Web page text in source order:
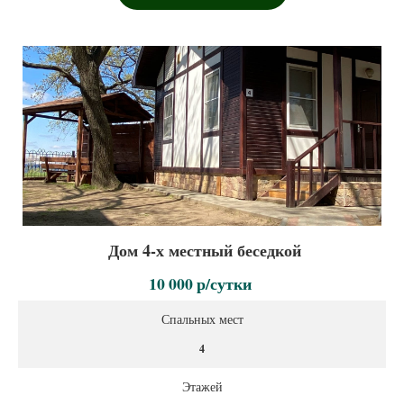
Дом 4-х местный беседкой
10 000 р/сутки
Спальных мест
4
Этажей